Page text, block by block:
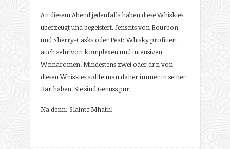
An diesem Abend jedenfalls haben diese Whiskies
überzeugt und begeistert. Jenseits von Bourbon
und Sherry-Casks oder Peat: Whisky profitiert
auch sehr von komplexen und intensiven
Weinaromen. Mindestens zwei oder drei von
diesen Whiskies sollte man daher immer in seiner
Bar haben. Sie sind Genuss pur.
Na denn: Slainte Mhath!